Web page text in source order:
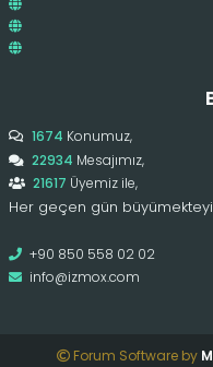
1674 Konumuz,
22934 Mesajımız,
21617 Üyemiz ile,
Her geçen gün
+90 850 558 02 02
info@izmox.com
Forum Software by